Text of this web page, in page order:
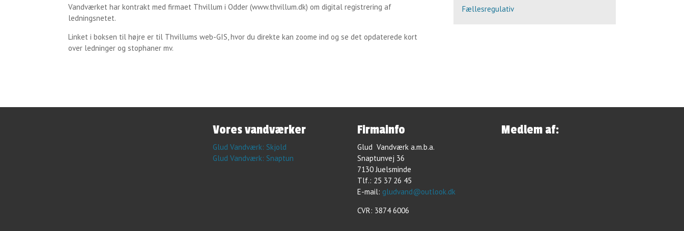
Vandværket har kontrakt med firmaet Thvillum i Odder (www.thvillum.dk) om digital registrering af
ledningsnetet.
Linket i boksen til højre er til Thvillums web-GIS, hvor du direkte kan zoome ind og se det opdaterede kort
over ledninger og stophaner mv.
Fællesregulativ
​Vores vandværker
Glud Vandværk: Skjold
Glud Vandværk: Snaptun
Firmainfo
Glud Vandværk a.m.b.a.
Snaptunvej 36
7130 Juelsminde
Tlf.: 25 37 26 45
E-mail: gludvand@outlook.dk
CVR: 3874 6006
Medlem af: